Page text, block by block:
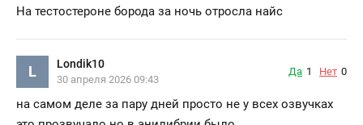
На тестостероне борода за ночь отросла найс
L Londik10
30 апреля 2026 09:43
Да 1 Нет 0
на самом деле за пару дней просто не у всех озвучках